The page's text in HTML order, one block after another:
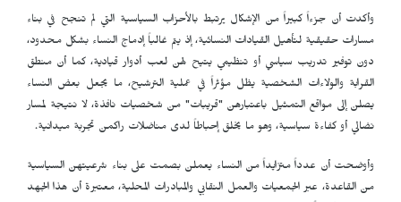
وأكدت أن جزءاً كبيراً من الإشكال يرتبط بالأحزاب السياسية التي لم تنجح في بناء
مسارات حقيقية لتأهيل القيادات النسائية، إذ يتم غالباً إدماج النساء بشكل محدود،
دون توفير تدريب سياسي أو تنظيمي يتيح لهن لعب أدوار قيادية، كما أن منطق
القرابة والولاءات الشخصية يظل مؤثراً في عملية الترشيح، ما يجعل بعض النساء
يصلن إلى مواقع التمثيل باعتبارهن "قريبات" من شخصيات نافذة، لا نتيجة لمسار
نضالي أو كفاءة سياسية، وهو ما يخلق إحباطاً لدى مناضلات راكمن تجربة ميدانية.
وأوضحت أن عدداً متزايداً من النساء يعملن بصمت على بناء شرعيتهن السياسية
من القاعدة، عبر الجمعيات والعمل النقابي والمبادرات المحلية، معتبرة أن هذا الجهد